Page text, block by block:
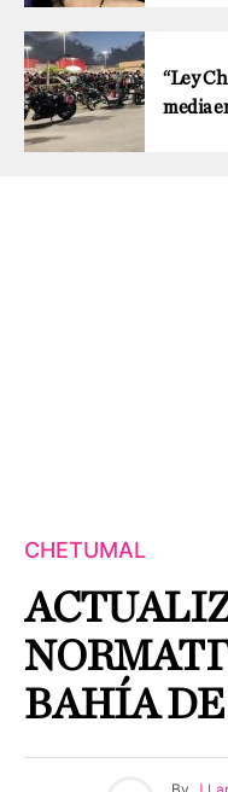
“Ley
media
CHETUMAL
BAHÍA